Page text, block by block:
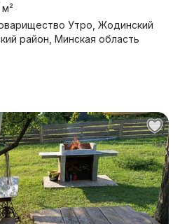
Утро, Жодинский
район, Минская область